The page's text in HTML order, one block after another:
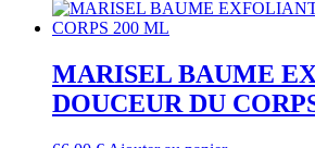
MARISEL BAUME
DOUCEUR DU